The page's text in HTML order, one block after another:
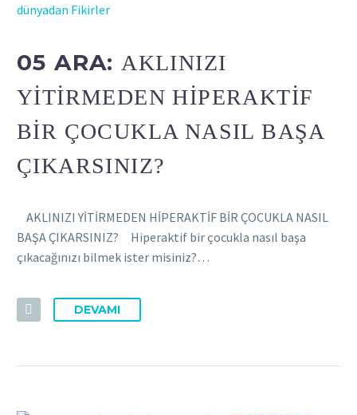
dünyadan Fikirler
05 ARA: AKLINIZI
YİTİRMEDEN HİPERAKTİF
BİR ÇOCUKLA NASIL BAŞA
ÇIKARSINIZ?
AKLINIZI YİTİRMEDEN HİPERAKTİF BİR ÇOCUKLA NASIL
BAŞA ÇIKARSINIZ? Hiperaktif bir çocukla nasıl başa
çıkacağınızı bilmek ister misiniz?…
DEVAMI